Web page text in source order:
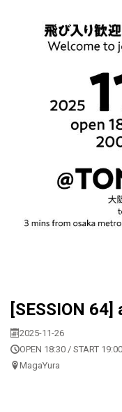
[SESSION
2025-11-26
OPEN 18:30 / START 19:00
MagaYura